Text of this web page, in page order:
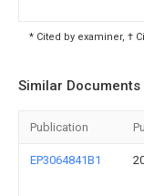
* Cited by examiner, †
Similar Documents
Publication
EP3064841B1